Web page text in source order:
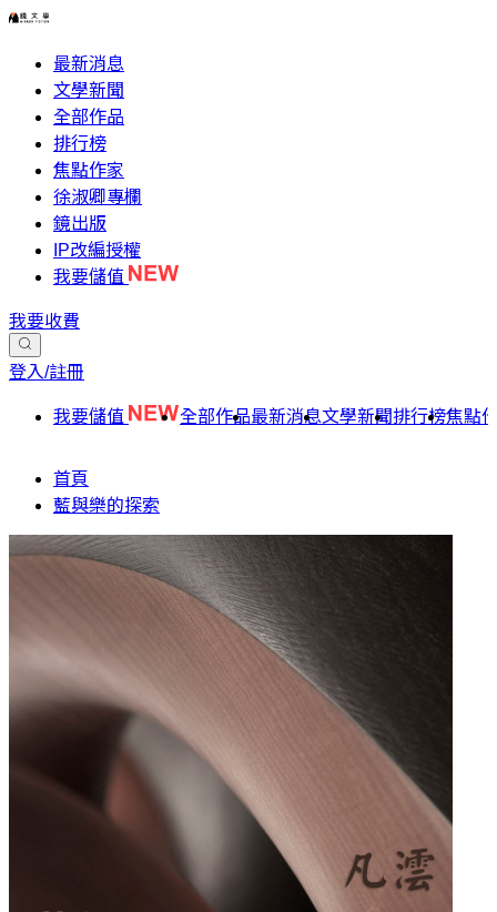
最新消息
文學新聞
全部作品
排行榜
焦點作家
徐淑卿專欄
鏡出版
IP改編授權
我要儲值
我要收費
登入/註冊
我要儲值 全部作品最新消息文學新聞排行榜焦點
首頁
藍與樂的探索